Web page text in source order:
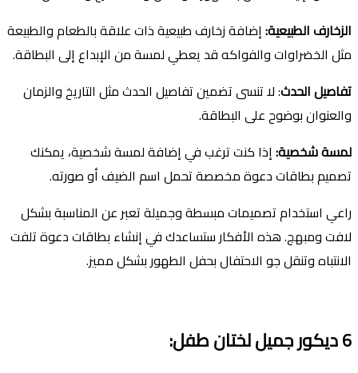
الزخارف الطبيعية:إضافة زخارف طبيعية ذات علاقة بالطعام والطبيعة
مثل الخضراوات والفواكه قد يعطي لمسة من الإبداع إلى البطاقة.
تفاصيل الحدث: لا تنسى تضمين تفاصيل الحدث مثل التاريخ والزمان
والعنوان بوضوح على البطاقة.
لمسة شخصية:إذا كنت ترغب في إضافة لمسة شخصية، يمكنك
تصميم بطاقات دعوة مخصصة تحمل اسم الضيف أو صورته.
راعي استخدام تصميمات مبسطة وجميلة تعبر عن المناسبة بشكل
لافت ومبهج. هذه الأفكار ستساعدك في إنشاء بطاقات دعوة تلفت
الانتباه وتنقل جو الاحتفال بحفل الطهور بشكل مميز.
6ديكور جميل لختان طفل: